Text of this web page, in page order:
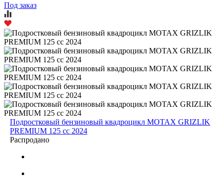
Под заказ
Подростковый бензиновый квадроцикл MOTAX GRIZLIK
PREMIUM 125 cc 2024
Распродано